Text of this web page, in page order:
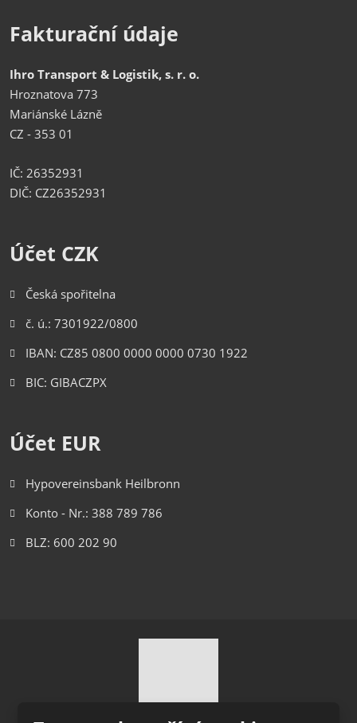
Fakturační údaje
Ihro Transport & Logistik, s. r. o.
Hroznatova 773
Mariánské Lázně
CZ - 353 01
IČ: 26352931
DIČ: CZ26352931
Účet CZK
Česká spořitelna
č. ú.: 7301922/0800
IBAN: CZ85 0800 0000 0000 0730 1922
BIC: GIBACZPX
Účet EUR
Hypovereinsbank Heilbronn
Konto - Nr.: 388 789 786
BLZ: 600 202 90